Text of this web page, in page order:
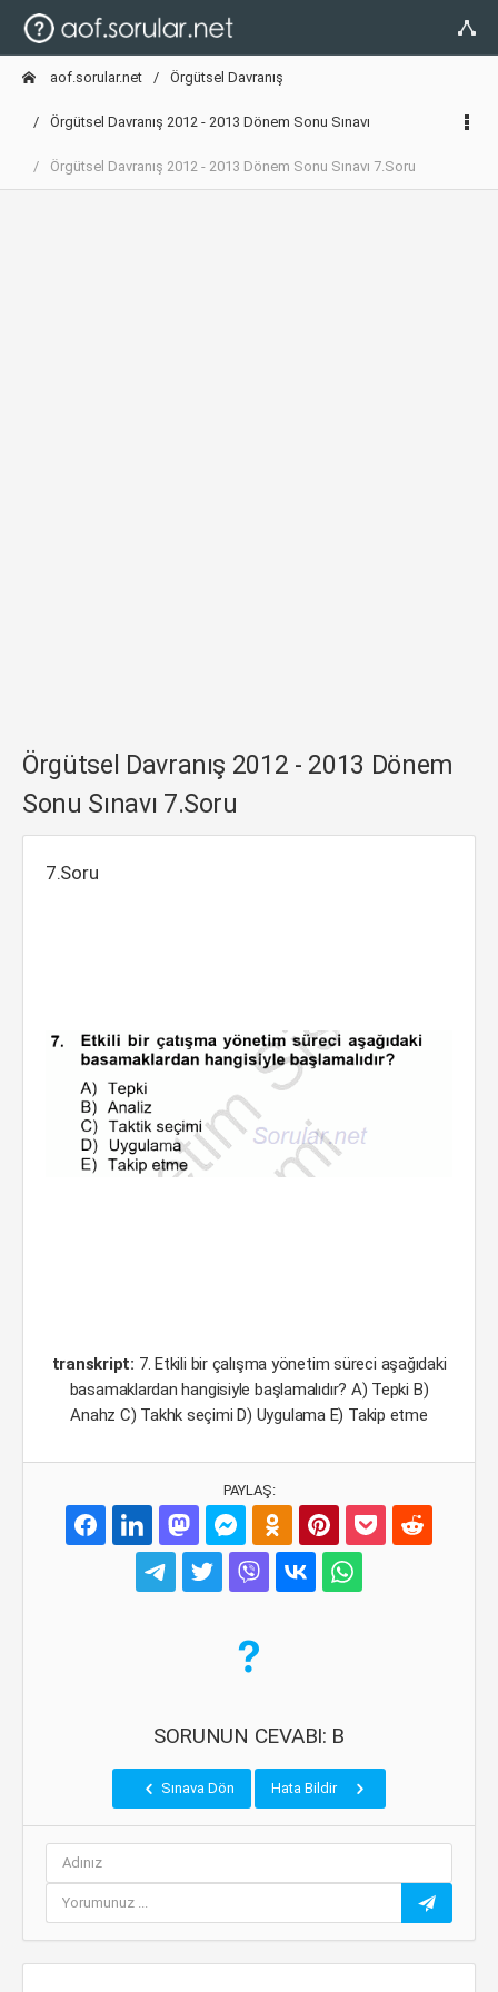
aof.sorular.net Örgütsel Davranış
Örgütsel Davranış 2012 - 2013 Dönem Sonu Sınavı
Örgütsel Davranış 2012 - 2013 Dönem Sonu Sınavı 7.Soru
Örgütsel Davranış 2012 - 2013 Dönem
Sonu Sınavı 7.Soru
7.Soru
transkript: 7. Etkili bir çalışma yönetim süreci aşağıdaki
basamaklardan hangisiyle başlamalıdır? A) Tepki B)
Anahz C) Takhk seçimi D) Uygulama E) Takip etme
PAYLAŞ:
SORUNUN CEVABI: B
Sınava Dön Hata Bildir